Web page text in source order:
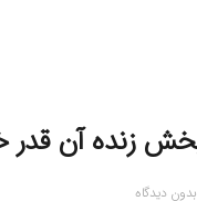
بدون دیدگاه